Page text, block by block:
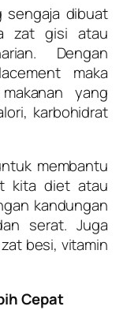
sengaja dibuat
zat gisi atau
Dengan
maka
yang
karbohidrat
membantu
kita diet atau
kandungan
serat. Juga
besi, vitamin
Cepat